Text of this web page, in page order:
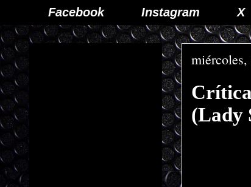
Facebook
Instagram X
(Lady